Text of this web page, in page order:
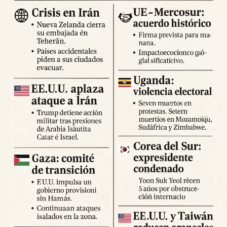
de los cuerpos de emergencia.
Expertos advierten sobre la posibilidad de réplicas
significativas y llaman a mantener la calma y preparar
suministros básicos. Las autoridades locales han
habilitado centros de atención para damnificados y piden a